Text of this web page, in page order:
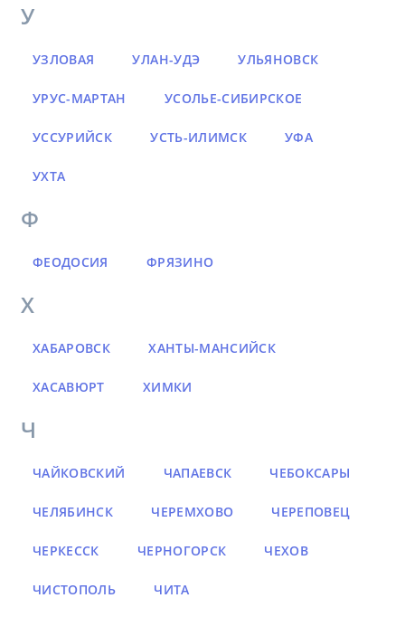
У
УЗЛОВАЯ УЛАН-УДЭ УЛЬЯНОВСК
УРУС-МАРТАН УСОЛЬЕ-СИБИРСКОЕ
УССУРИЙСК УСТЬ-ИЛИМСК УФА
УХТА
Ф
ФЕОДОСИЯ ФРЯЗИНО
Х
ХАБАРОВСК ХАНТЫ-МАНСИЙСК
ХАСАВЮРТ ХИМКИ
Ч
ЧАЙКОВСКИЙ ЧАПАЕВСК ЧЕБОКСАРЫ
ЧЕЛЯБИНСК ЧЕРЕМХОВО ЧЕРЕПОВЕЦ
ЧЕРКЕССК ЧЕРНОГОРСК ЧЕХОВ
ЧИСТОПОЛЬ ЧИТА